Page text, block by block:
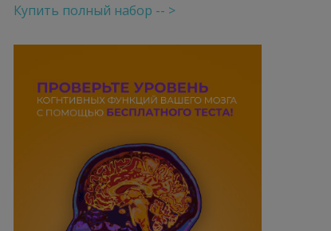
Купить полный набор -- >